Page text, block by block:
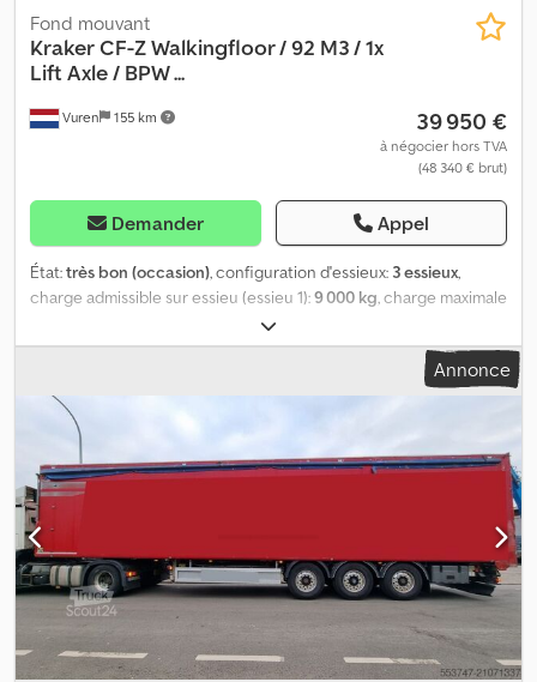
Vuren 155 km
Fond mouvant
KrakerCF-Z Walkingfloor / 92 M3 / 1x
Lift Axle / BPW ...
39 950 €
à négocier hors TVA
(48 340 € brut)
Demander Appel
État:très bon (occasion), configuration d'essieux: 3 essieux,
charge admissible sur essieu (essieu 1):9 000 kg, charge maximale
9 000 kg
autorisée (essieu 3):9 000 kg, première immatriculation:11/2023,
, hauteur
totale:
, dimension des pneus: 385 /
65R22.5
construction:
, Configuration des essieux Dimensions des
pneus : 385 / 65R22,5 Crsdpfxozrpi As Apbef Marque des essieux :
BPW Freins : freins à disque Suspension : suspension
pneumatique Essieu arrière 1 : essieu relevable ; charge maximale
par essieu : 9 000 kg Essieu arrière 2 : charge maximale par
essieu : 9 000 kg Essieu arrière 3 : charge maximale par essieu :
9 000 kg Poids Poids à vide : 7 671 kg Charge utile : 34 329 kg
PTAC (poids total autorisé en charge) : 42 000 kg Maintenance,
historique et état Contrôle technique (APK) : valide jusqu’au
07.2027 État technique : très bon État visuel : très bon
Annonce